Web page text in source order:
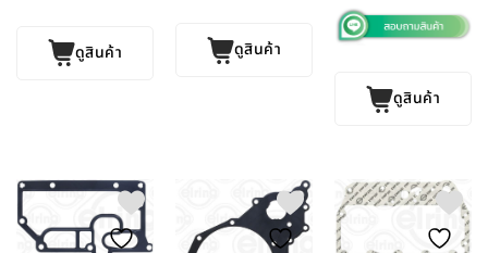
ดูสินค้า ดูสินค้า
ดูสินค้า